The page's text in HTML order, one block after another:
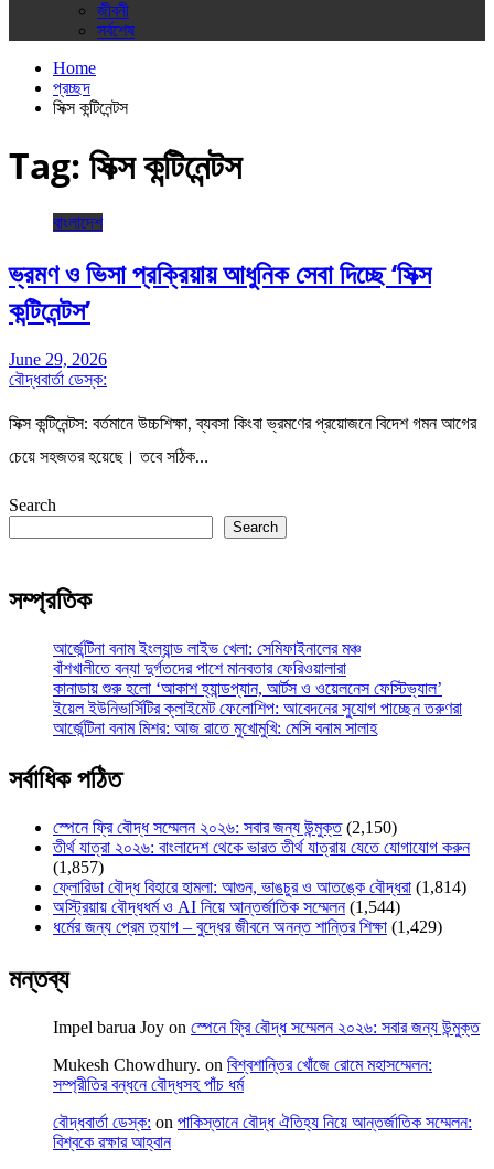
জীবনী
সর্বশেষ
Home
প্রচ্ছদ
সিক্স কন্টিনেন্টস
Tag: সিক্স কন্টিনেন্টস
বাংলাদেশ
ভ্রমণ ও ভিসা প্রক্রিয়ায় আধুনিক সেবা দিচ্ছে ‘সিক্স
কন্টিনেন্টস’
June 29, 2026
বৌদ্ধবার্তা ডেস্ক:
সিক্স কন্টিনেন্টস: বর্তমানে উচ্চশিক্ষা, ব্যবসা কিংবা ভ্রমণের প্রয়োজনে বিদেশ গমন আগের
চেয়ে সহজতর হয়েছে। তবে সঠিক…
Search
Search
সম্প্রতিক
আর্জেন্টিনা বনাম ইংল্যান্ড লাইভ খেলা: সেমিফাইনালের মঞ্চ
বাঁশখালীতে বন্যা দুর্গতদের পাশে মানবতার ফেরিওয়ালারা
কানাডায় শুরু হলো ‘আকাশ হ্যান্ডপ্যান, আর্টস ও ওয়েলনেস ফেস্টিভ্যাল’
ইয়েল ইউনিভার্সিটির ক্লাইমেট ফেলোশিপ: আবেদনের সুযোগ পাচ্ছেন তরুণরা
আর্জেন্টিনা বনাম মিশর: আজ রাতে মুখোমুখি: মেসি বনাম সালাহ
সর্বাধিক পঠিত
স্পেনে ফ্রি বৌদ্ধ সম্মেলন ২০২৬: সবার জন্য উন্মুক্ত (2,150)
তীর্থ যাত্রা ২০২৬: বাংলাদেশ থেকে ভারত তীর্থ যাত্রায় যেতে যোগাযোগ করুন
(1,857)
ফ্লোরিডা বৌদ্ধ বিহারে হামলা: আগুন, ভাঙচুর ও আতঙ্কে বৌদ্ধরা (1,814)
অস্ট্রিয়ায় বৌদ্ধধর্ম ও AI নিয়ে আন্তর্জাতিক সম্মেলন (1,544)
ধর্মের জন্য প্রেম ত্যাগ – বুদ্ধের জীবনে অনন্ত শান্তির শিক্ষা (1,429)
মন্তব্য
Impel barua Joy on স্পেনে ফ্রি বৌদ্ধ সম্মেলন ২০২৬: সবার জন্য উন্মুক্ত
Mukesh Chowdhury. on বিশ্বশান্তির খোঁজে রোমে মহাসম্মেলন:
সম্প্রীতির বন্ধনে বৌদ্ধসহ পাঁচ ধর্ম
বৌদ্ধবার্তা ডেস্ক: on পাকিস্তানে বৌদ্ধ ঐতিহ্য নিয়ে আন্তর্জাতিক সম্মেলন:
বিশ্বকে রক্ষার আহ্বান